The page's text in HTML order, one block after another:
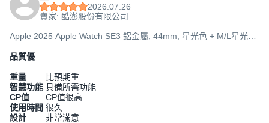
2026.07.26
賣家: 酷澎股份有限公司
Apple 2025 Apple Watch SE3 鋁金屬, 44mm, 星光色 + M/L星光色
品質優
重量
比預期重
智慧功能 具備所需功能
CP值
CP值很高
使用時間 很久
設計
非常滿意